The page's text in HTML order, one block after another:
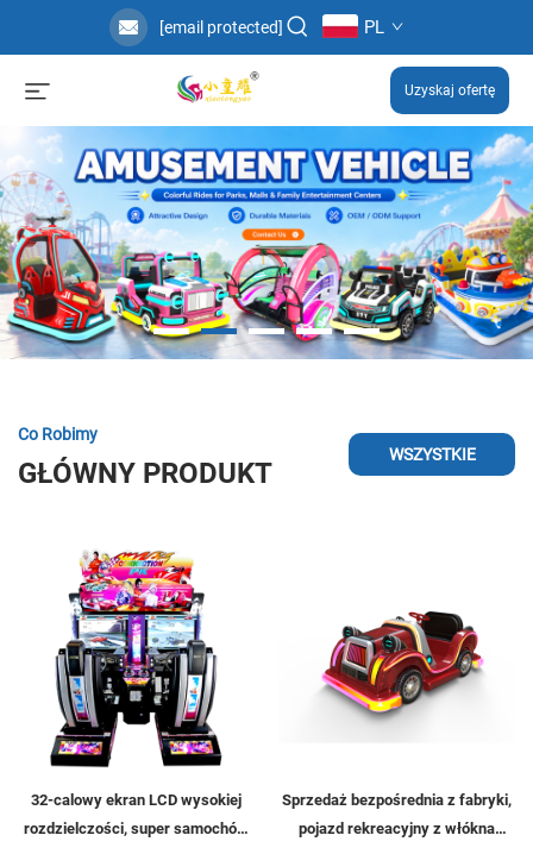
[email protected] PL
Uzyskaj ofertę
Co Robimy
GŁÓWNY PRODUKT
WSZYSTKIE
32-calowy ekran LCD wysokiej
rozdzielczości, super samochód,
Sprzedaż bezpośrednia z fabryki,
pojazd rekreacyjny z włókna